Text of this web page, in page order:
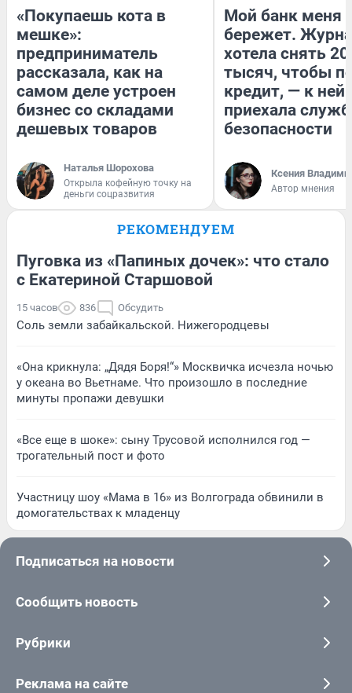
«Покупаешь кота в
мешке»:
предприниматель
рассказала, как на
самом деле устроен
бизнес со складами
дешевых товаров
Наталья Шорохова
Открыла кофейную точку на
деньги соцразвития
Мой банк меня
бережет.
хотела снять
тысяч, чтобы
кредит, — к
приехала
безопасности
Ксения
Автор мнения
РЕКОМЕНДУЕМ
Пуговка из «Папиных дочек»: что стало
с Екатериной Старшовой
15 часов 836 Обсудить
Соль земли забайкальской. Нижегородцевы
«Она крикнула: „Дядя Боря!“» Москвичка исчезла ночью
у океана во Вьетнаме. Что произошло в последние
минуты пропажи девушки
«Все еще в шоке»: сыну Трусовой исполнился год —
трогательный пост и фото
Участницу шоу «Мама в 16» из Волгограда обвинили в
домогательствах к младенцу
Подписаться на новости
Сообщить новость
Рубрики
Реклама на сайте